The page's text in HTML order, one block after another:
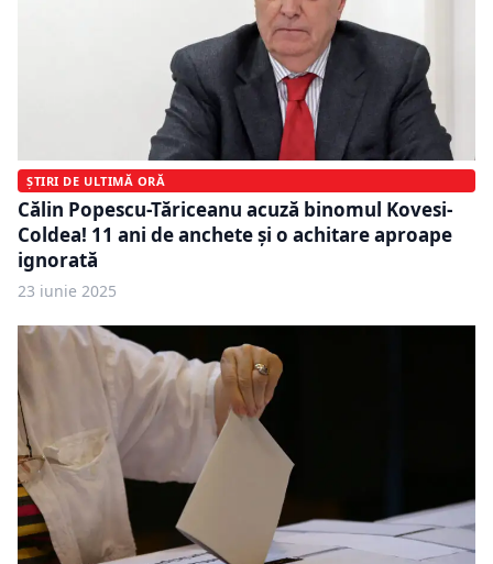
ȘTIRI DE ULTIMĂ ORĂ
Călin Popescu-Tăriceanu acuză binomul Kovesi-
Coldea! 11 ani de anchete și o achitare aproape
ignorată
23 iunie 2025